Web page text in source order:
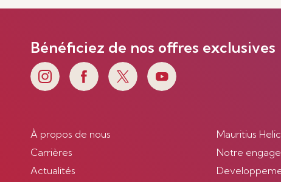
Bénéficiez de nos offres exclusives
À propos de nous
Carrières
Actualités
Mauritius
Notre